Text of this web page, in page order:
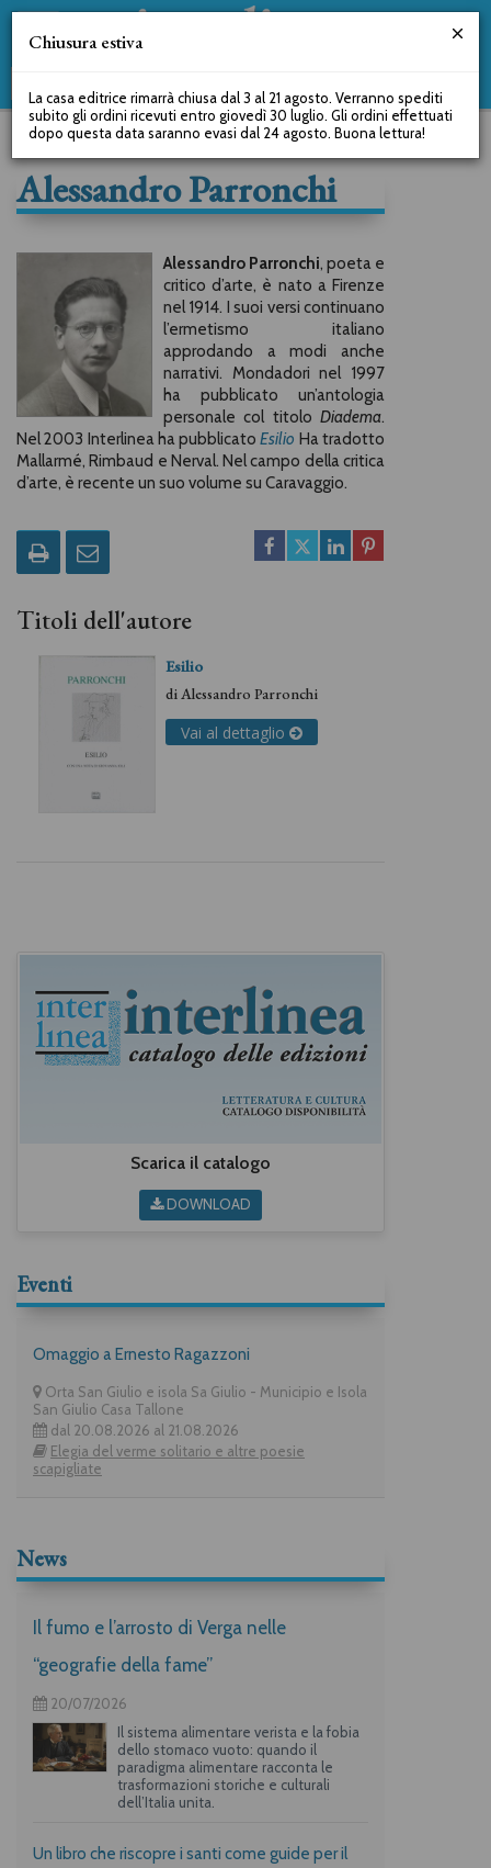
Alessandro Parronchi
Alessandro Parronchi, poeta e
critico d’arte, è nato a Firenze
nel 1914. I suoi versi continuano
l’ermetismo italiano
approdando a modi anche
narrativi. Mondadori nel 1997
ha pubblicato un’antologia
personale col titolo Diadema.
Nel 2003 Interlinea ha pubblicatoEsilio Ha tradotto
Mallarmé, Rimbaud e Nerval. Nel campo della critica
d’arte, è recente un suo volume su Caravaggio.
Titoli dell'autore
Esilio
diAlessandro Parronchi
Vai al dettaglio
Scarica il catalogo
DOWNLOAD
Eventi
Omaggio a Ernesto Ragazzoni
Orta San Giulio e isola Sa Giulio - Municipio e Isola
San Giulio Casa Tallone
dal 20.08.2026 al 21.08.2026
Elegia del verme solitario e altre poesie
scapigliate
News
Il fumo e l’arrosto di Verga nelle
“geografie della fame”
20/07/2026
Il sistema alimentare verista e la fobia
dello stomaco vuoto: quando il
paradigma alimentare racconta le
trasformazioni storiche e culturali
dell’Italia unita.
Un libro che riscopre i santi come guide per il
Chiusura estiva
La casa editrice rimarrà chiusa dal 3 al 21 agosto. Verranno spediti
subito gli ordini ricevuti entro giovedì 30 luglio. Gli ordini effettuati
dopo questa data saranno evasi dal 24 agosto. Buona lettura!